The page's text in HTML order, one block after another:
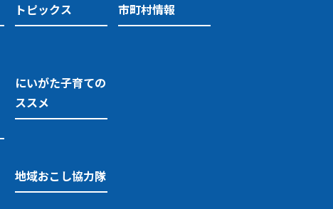
トピックス
にいがた子育ての
ススメ
地域おこし協力隊
市町村情報